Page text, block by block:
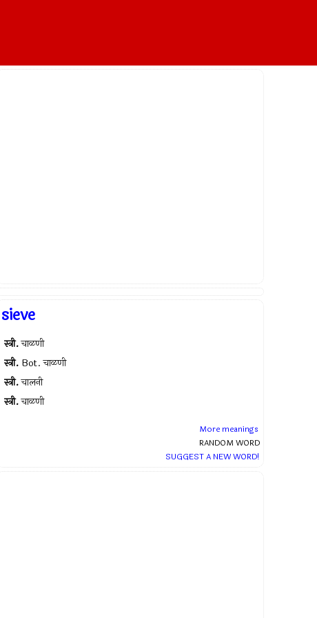
sieve
स्त्री.चाळणी
स्त्री. Bot. चाळणी
स्त्री.चालनी
स्त्री.चाळणी
More meanings
RANDOM WORD
SUGGEST A NEW WORD!